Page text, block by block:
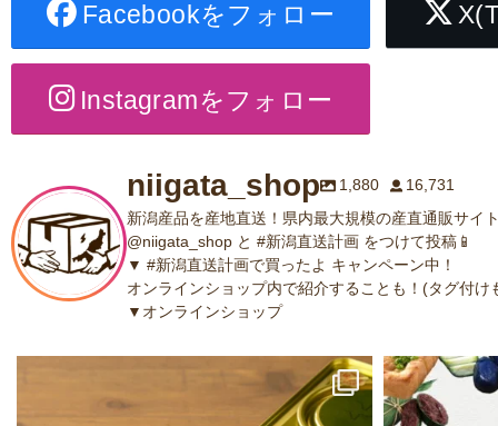
Facebookをフォロー
Instagramをフォロー
niigata_shop 1,880
16,731
新潟産品を産地直送！県内最大規模の産直通販サイ
@niigata_shop と #新潟直送計画 をつけて投稿📱
▼ #新潟直送計画で買ったよ キャンペーン中！
オンラインショップ内で紹介することも！(タグ付け
▼オンラインショップ